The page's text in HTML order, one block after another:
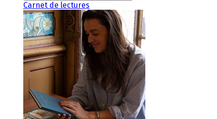
Carnet de lectures